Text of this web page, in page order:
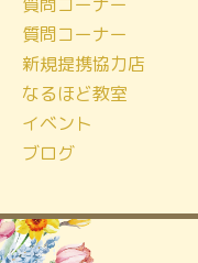
質問コーナー
新規提携協力店
なるほど教室
イベント
ブログ